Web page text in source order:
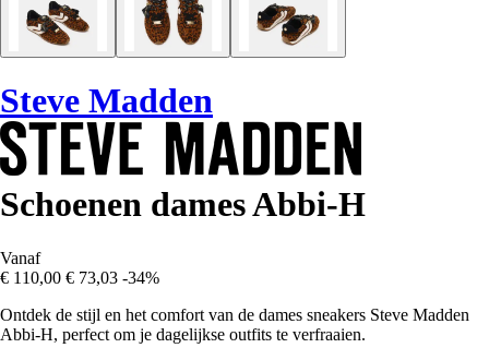
Steve Madden
Schoenen dames Abbi-H
Vanaf
€ 110,00 € 73,03 -34%
Ontdek de stijl en het comfort van de dames sneakers Steve Madden
Abbi-H, perfect om je dagelijkse outfits te verfraaien.